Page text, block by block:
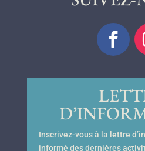
Inscrivez-vous à la lettre
informé des dernières